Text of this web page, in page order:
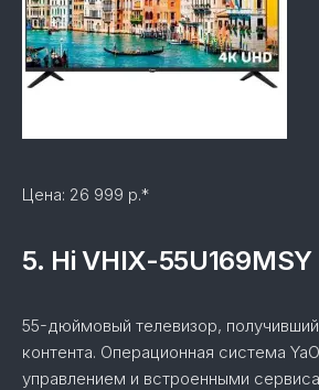
Цена: 26 999 р.*
5. Hi VHIX-55U169MSY
55-дюймовый телевизор,
контента. Операционная система
управлением и встроенными